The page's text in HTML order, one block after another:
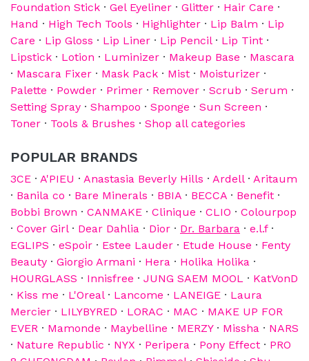
Foundation Stick · Gel Eyeliner · Glitter · Hair Care ·
Hand · High Tech Tools · Highlighter · Lip Balm · Lip
Care · Lip Gloss · Lip Liner · Lip Pencil· Lip Tint ·
Lipstick · Lotion · Luminizer · Makeup Base · Mascara
· Mascara Fixer · Mask Pack · Mist · Moisturizer ·
Palette · Powder · Primer · Remover · Scrub · Serum ·
Setting Spray · Shampoo · Sponge · Sun Screen ·
Toner · Tools & Brushes · Shop all categories
POPULAR BRANDS
3CE · A'PIEU · Anastasia Beverly Hills · Ardell· Aritaum
· Banila co · Bare Minerals · BBIA · BECCA · Benefit ·
Bobbi Brown · CANMAKE · Clinique · CLIO · Colourpop
· Cover Girl· Dear Dahlia · Dior · Dr. Barbara · e.l.f·
EGLIPS · eSpoir · Estee Lauder · Etude House · Fenty
Beauty · Giorgio Armani · Hera · Holika Holika ·
HOURGLASS · Innisfree · JUNG SAEM MOOL · KatVonD
· Kiss me · L'Oreal· Lancome · LANEIGE · Laura
Mercier · LILYBYRED · LORAC · MAC · MAKE UP FOR
EVER · Mamonde · Maybelline · MERZY· Missha · NARS
· Nature Republic · NYX · Peripera · Pony Effect · PRO